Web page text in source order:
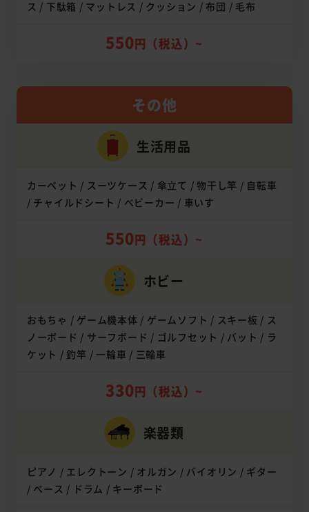
ス / 下駄箱 / マットレス / クッション / 布団 / 毛布
550円（税込）~
その他
生活用品
カーペット / スーツケース / 傘立て / 物干し竿 / 自転車
/ チャイルドシート / ベビーカー / 車いす
550円（税込）~
ホビー
おもちゃ / ゲーム機本体 / ゲームソフト / スキー板 / ス
ノーボード / サーフボード / ゴルフセット / バット / ラ
ケット / 釣竿 / 一輪車 / 三輪車
330円（税込）~
楽器類
ピアノ / エレクトーン / オルガン / バイオリン / ギター
/ ベース / ドラム / キーボード